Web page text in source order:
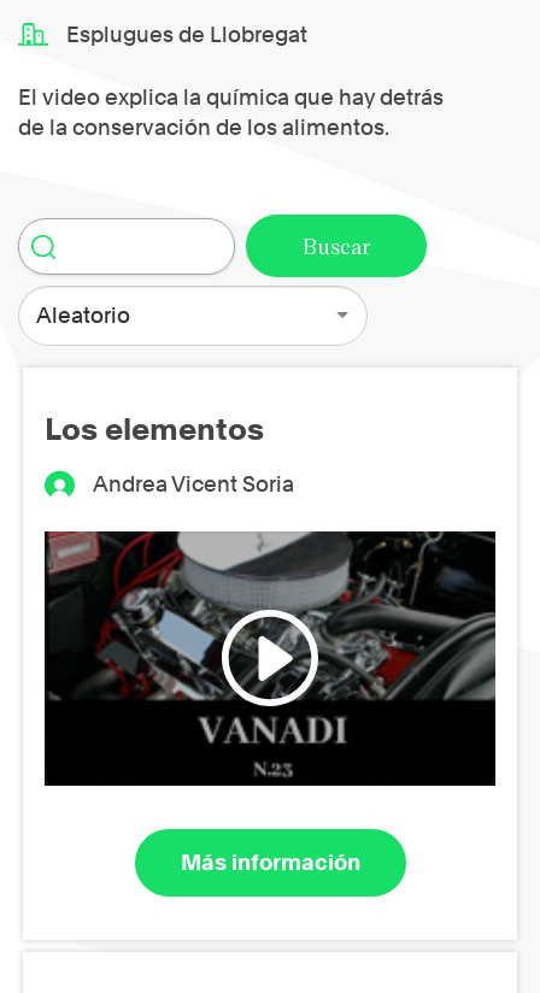
Esplugues de Llobregat
El video explica la química que hay detrás
de la conservación de los alimentos.
Aleatorio
Los elementos
Andrea Vicent Soria
Más información